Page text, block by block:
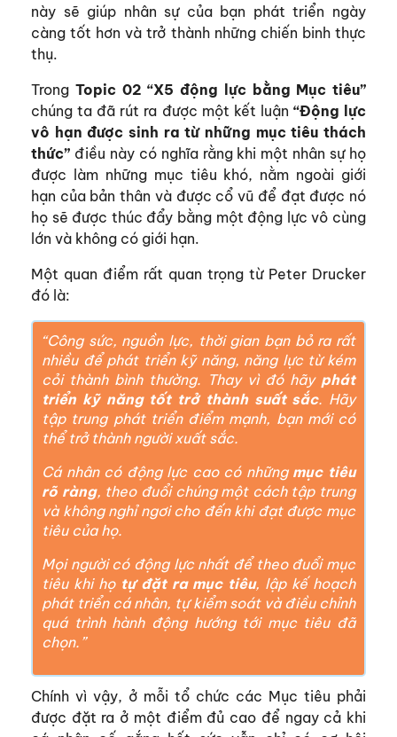
này sẽ giúp nhân sự của bạn phát triển ngày
càng tốt hơn và trở thành những chiến binh thực
thụ.
Trong Topic 02 “X5 động lực bằng Mục tiêu”
chúng ta đã rút ra được một kết luận “Động lực
vô hạn được sinh ra từ những mục tiêu thách
thức” điều này có nghĩa rằng khi một nhân sự họ
được làm những mục tiêu khó, nằm ngoài giới
hạn của bản thân và được cổ vũ để đạt được nó
họ sẽ được thúc đẩy bằng một động lực vô cùng
lớn và không có giới hạn.
Một quan điểm rất quan trọng từ Peter Drucker
đó là:
“Công sức, nguồn lực, thời gian bạn bỏ ra rất
nhiều để phát triển kỹ năng, năng lực từ kém
cỏi thành bình thường. Thay vì đó hãy phát
triển kỹ năng tốt trở thành suất sắc. Hãy
tập trung phát triển điểm mạnh, bạn mới có
thể trở thành người xuất sắc.
Cá nhân có động lực cao có những mục tiêu
rõ ràng, theo đuổi chúng một cách tập trung
và không nghỉ ngơi cho đến khi đạt được mục
tiêu của họ.
Mọi người có động lực nhất để theo đuổi mục
tiêu khi họ tự đặt ra mục tiêu, lập kế hoạch
phát triển cá nhân, tự kiểm soát và điều chỉnh
quá trình hành động hướng tới mục tiêu đã
chọn.”
Chính vì vậy, ở mỗi tổ chức các Mục tiêu phải
được đặt ra ở một điểm đủ cao để ngay cả khi